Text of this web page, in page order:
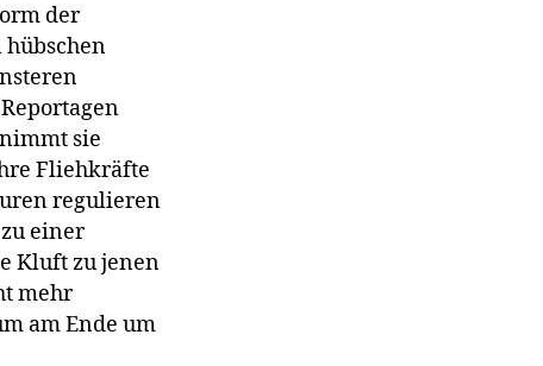
der
sie
Fliehkräfte
regulieren
einer
Kluft zu jenen
mehr
am Ende um